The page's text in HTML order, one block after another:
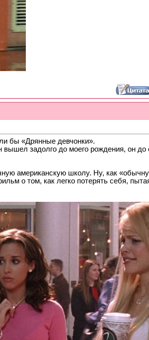
бы «Дрянные девчонки».
задолго до моего рождения, он до
американскую школу. Ну, как
о том, как легко потерять себя,